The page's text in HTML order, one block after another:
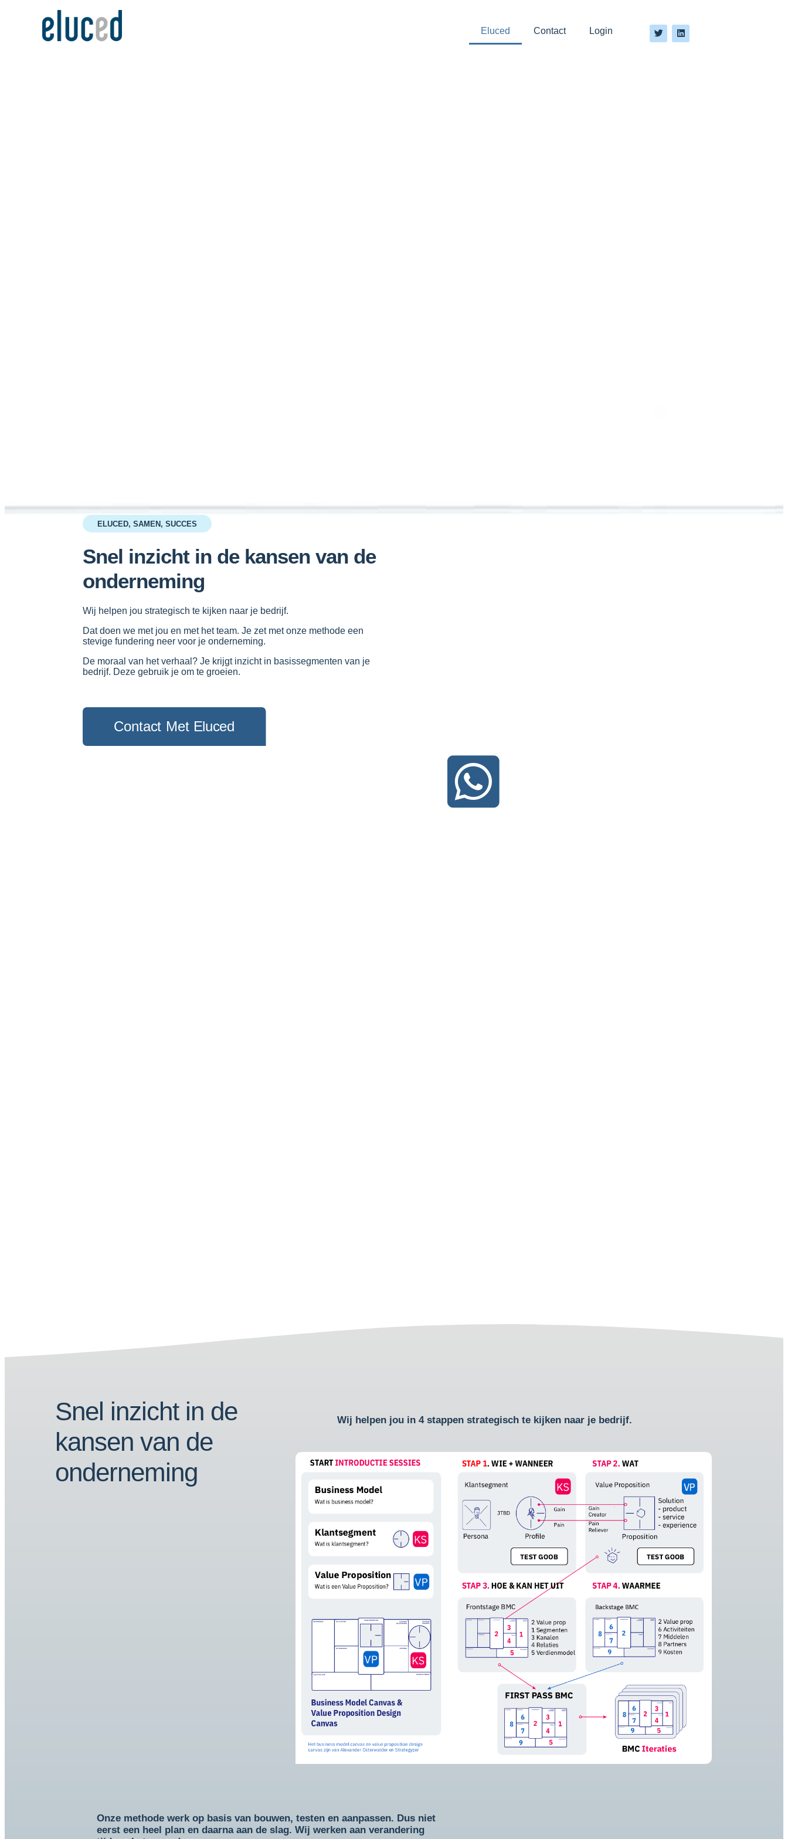
Eluced Contact Login
ELUCED, SAMEN, SUCCES
Snel inzicht in de kansen van de
onderneming​
Wij helpen jou strategisch te kijken naar je bedrijf.
Dat doen we met jou en met het team. Je zet met onze methode een
stevige fundering neer voor je onderneming.
De moraal van het verhaal? Je krijgt inzicht in basissegmenten van je
bedrijf. Deze gebruik je om te groeien.
Contact Met Eluced
Snel inzicht in de
kansen van de
onderneming
Wij helpen jou in 4 stappen strategisch te kijken naar je bedrijf.
Onze methode werk op basis van bouwen, testen en aanpassen. Dus niet
eerst een heel plan en daarna aan de slag. Wij werken aan verandering